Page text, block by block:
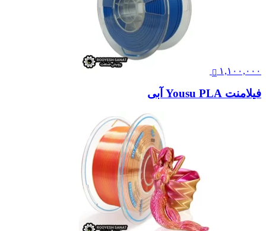
۱,۱۰۰,۰۰۰
فیلامنت Yousu PLA آبی